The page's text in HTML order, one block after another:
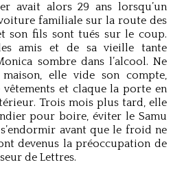
avait alors 29 ans lorsqu’un
familiale sur la route des
son fils sont tués sur le coup.
amis et de sa vieille tante
sombre dans l’alcool. Ne
elle vide son compte,
et claque la porte en
Trois mois plus tard, elle
pour boire, éviter le Samu
avant que le froid ne
devenus la préoccupation de
de Lettres.